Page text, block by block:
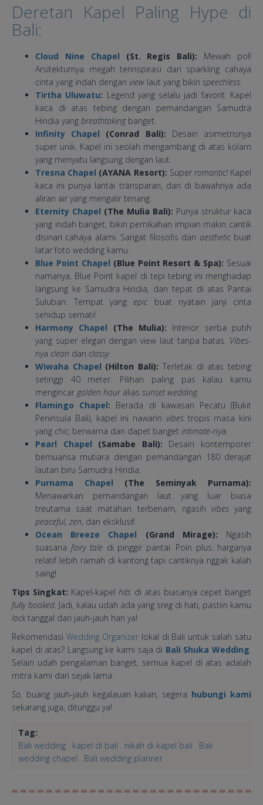
Deretan Kapel Paling Hype di
Bali:
Cloud Nine Chapel (St. Regis Bali): Mewah pol!
Arsitekturnya megah terinspirasi dari sparkling cahaya
cinta yang indah dengan view laut yang bikin speechless.
Tirtha Uluwatu: Legend yang selalu jadi favorit. Kapel
kaca di atas tebing dengan pemandangan Samudra
Hindia yang breathtakingbanget.
Infinity Chapel (Conrad Bali): Desain asimetrisnya
super unik. Kapel ini seolah mengambang di atas kolam
yang menyatu langsung dengan laut.
Tresna Chapel (AYANA Resort): Super romantic!Kapel
kaca ini punya lantai transparan, dan di bawahnya ada
aliran air yang mengalir tenang.
Eternity Chapel (The Mulia Bali): Punya struktur kaca
yang indah banget, bikin pernikahan impian makin cantik
disinari cahaya alami. Sangat filosofis dan aestheticbuat
latar foto wedding kamu.
Blue Point Chapel (Blue Point Resort & Spa): Sesuai
namanya, Blue Point kapel di tepi tebing ini menghadap
langsung ke Samudra Hindia, dan tepat di atas Pantai
Suluban. Tempat yang epicbuat nyatain janji cinta
sehidup semati!
Harmony Chapel (The Mulia): Interior serba putih
yang super elegan dengan view laut tanpa batas. Vibes-
nya clean dan classy.
Wiwaha Chapel (Hilton Bali): Terletak di atas tebing
setinggi 40 meter. Pilihan paling pas kalau kamu
mengincar golden houralias sunset wedding.
Flamingo Chapel: Berada di kawasan Pecatu (Bukit
Peninsula Bali), kapel ini nawarin vibestropis masa kini
yang chic, berwarna dan dapet banget intimate-nya.
Pearl Chapel (Samabe Bali): Desain kontemporer
bernuansa mutiara dengan pemandangan 180 derajat
lautan biru Samudra Hindia.
Purnama Chapel (The Seminyak Purnama):
Menawarkan pemandangan laut yang luar biasa
treutama saat matahari terbenam, ngasih vibesyang
peaceful, zen, dan eksklusif.
Ocean Breeze Chapel (Grand Mirage): Ngasih
suasana fairy tale di pinggir pantai. Poin plus: harganya
relatif lebih ramah di kantong tapi cantiknya nggak kalah
saing!
Tips Singkat: Kapel-kapelhits di atas biasanya cepet banget
fully booked. Jadi, kalau udah ada yang sreg di hati, pastiin kamu
locktanggal dari jauh-jauh hari ya!
Rekomendasi Wedding Organizerlokal di Bali untuk salah satu
kapel di atas? Langsung ke kami saja di Bali Shuka Wedding.
Selain udah pengalaman banget, semua kapel di atas adalah
mitra kami dari sejak lama.
So, buang jauh-jauh kegalauan kalian, segera hubungi kami
sekarang juga, ditunggu ya!
Tag:
Bali wedding
kapel di bali nikah di kapel bali
Bali
wedding chapel
Bali wedding planner